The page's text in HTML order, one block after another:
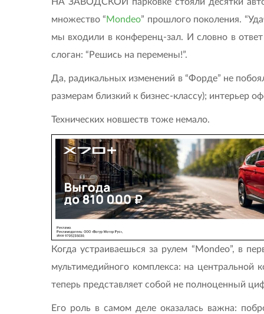
множество “Mondeo” прошлого поколения.
мы входили в конференц-зал. И словно в
слоган: “Решись на перемены!”.
Да, радикальных изменений в “Форде” не
размерам близкий к бизнес-классу); интерьер
Технических новшеств тоже немало.
Когда устраиваешься за рулем “Mondeo”, в
мультимедийного комплекса: на центральной
теперь представляет собой не полноценный
Его роль в самом деле оказалась важна: